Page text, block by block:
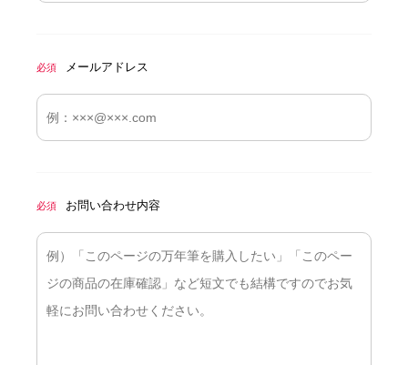
必須 メールアドレス
必須 お問い合わせ内容